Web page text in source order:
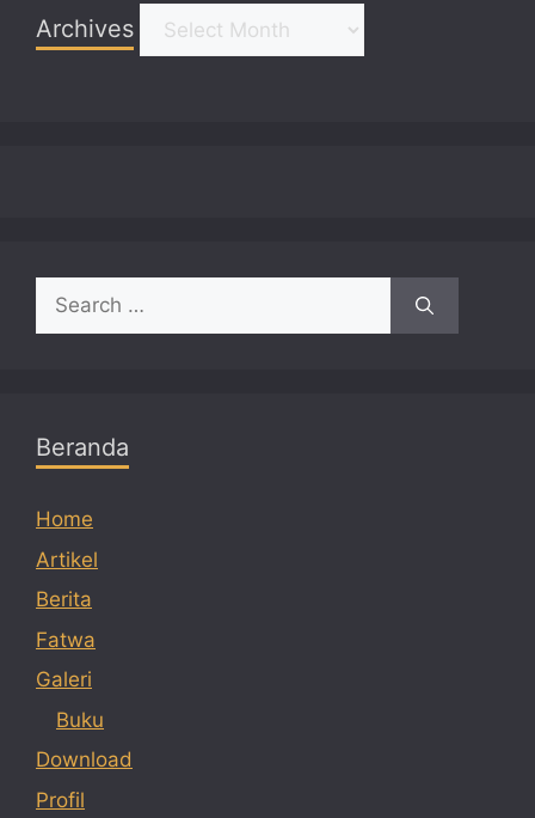
Archives Archives
Search
for:
Beranda
Home
Artikel
Berita
Fatwa
Galeri
Buku
Download
Profil